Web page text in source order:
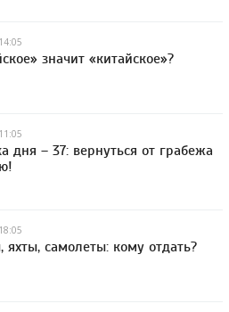
значит «китайское»?
дня – 37: вернуться от грабежа
яхты, самолеты: кому отдать?